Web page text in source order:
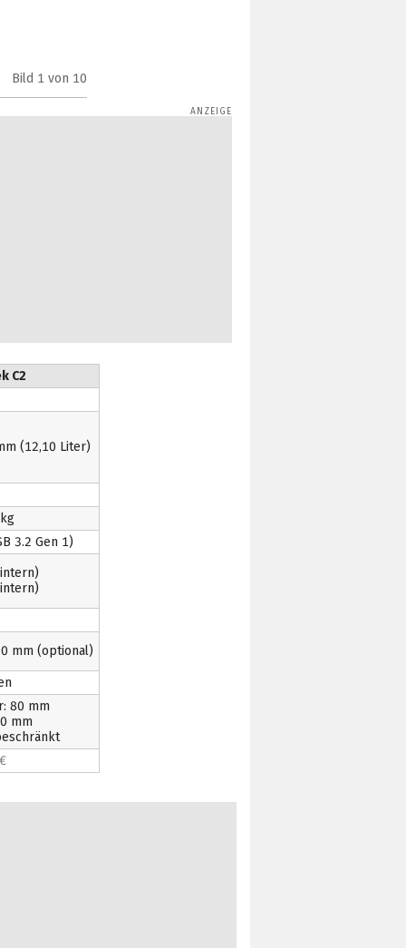
Bild 1 von 10
C2
(12,10 Liter)
3.2 Gen 1)
mm (optional)
80 mm
mm